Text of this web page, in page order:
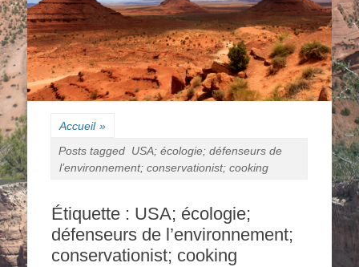
Accueil »
Posts tagged USA; écologie; défenseurs de
l’environnement; conservationist; cooking
Étiquette : USA; écologie;
défenseurs de l’environnement;
conservationist; cooking